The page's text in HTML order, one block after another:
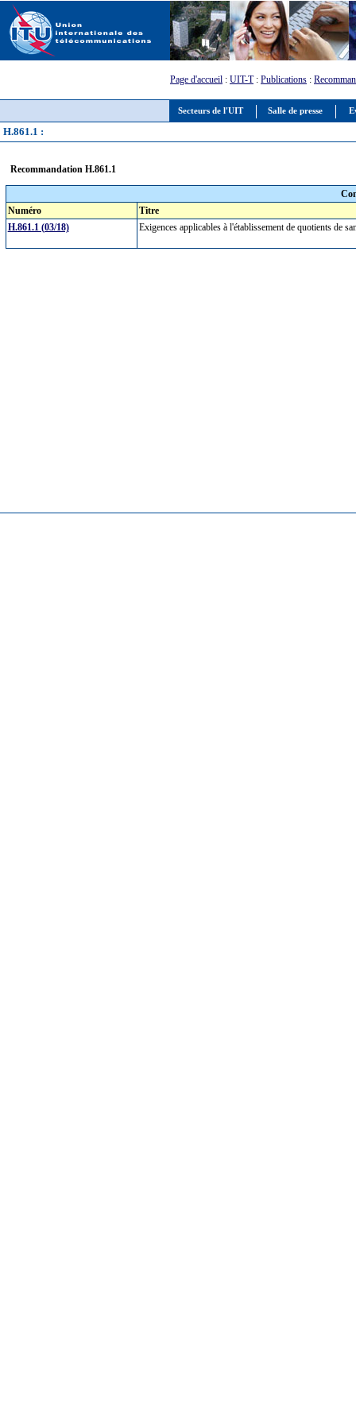
Secteurs de l'UIT Salle de presse
Page d'accueil : UIT-T: Publications :
H.861.1 :
Recommandation H.861.1
Numéro
Titre
H.861.1 (03/18)
Exigences applicables à l'établissement de quotients de